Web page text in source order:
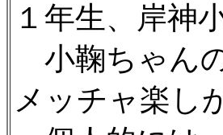
１年生、岸神
小鞠ちゃん
メッチャ楽し